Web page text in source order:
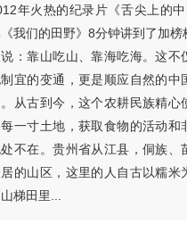
年火热的纪录片《舌尖上的
我们的田野》8分钟讲到了加榜
说：靠山吃山、靠海吃海。这不
宜的变通，更是顺应自然的中
从古到今，这个农耕民族精心
一寸土地，获取食物的活动和
不在。贵州省从江县，侗族、
的山区，这里的人自古以糯米
梯田里...